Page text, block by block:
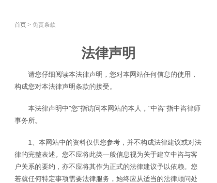
首页 > 免责条款
法律声明
请您仔细阅读本法律声明，您对本网站任何信息的使用，
构成您对本法律声明条款的接受。
本法律声明中"您"指访问本网站的本人，"中咨"指中咨律师
事务所。
1、本网站中的资料仅供您参考，并不构成法律建议或对法
律的完整表述。您不应将此类一般信息视为关于建立中咨与客
户关系的要约，亦不应将其作为正式的法律建议予以依赖。您
若就任何特定事项需要法律服务，始终应从适当的法律顾问处